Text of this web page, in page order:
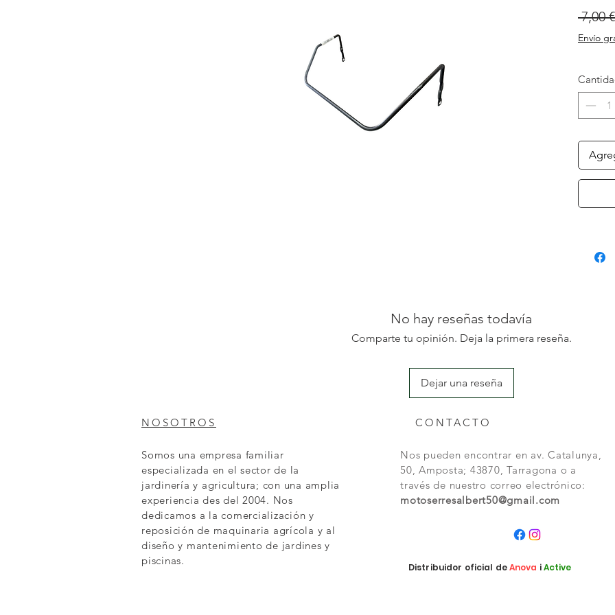
7,00
Envío
No hay reseñas todavía
Comparte tu opinión. Deja la primera reseña.
Dejar una reseña
NOSOTROS
Somos una empresa familiar
especializada en el sector de la
jardinería y agricultura; con una amplia
experiencia des del 2004. Nos
dedicamos a la comercialización y
reposición de maquinaria agrícola y al
diseño y mantenimiento de jardines y
piscinas.
CONTACTO
Nos pueden encontrar en av. Catalunya,
50, Amposta; 43870, Tarragona o a
través de nuestro correo electrónico:
motoserresalbert50@gmail.com
Distribuidor oficial deAnova iActive